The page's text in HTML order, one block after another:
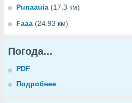
Punaauia (17.3 км)
Faaa (24.93 км)
Погода...
PDF
Подробнее